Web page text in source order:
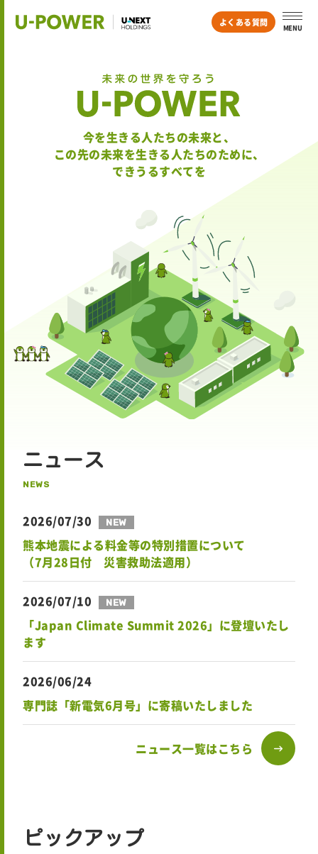
よくある質問 MENU
今を生きる人たちの未来と、
この先の未来を生きる人たちのために、
できうるすべてを
ニュース
NEWS
ニュース一覧はこちら
2026/07/30 NEW
熊本地震による料金等の特別措置について
（7月28日付 災害救助法適用）
2026/07/10 NEW
「Japan Climate Summit 2026」に登壇いたし
ます
2026/06/24
専門誌「新電気6月号」に寄稿いたしました
ピックアップ